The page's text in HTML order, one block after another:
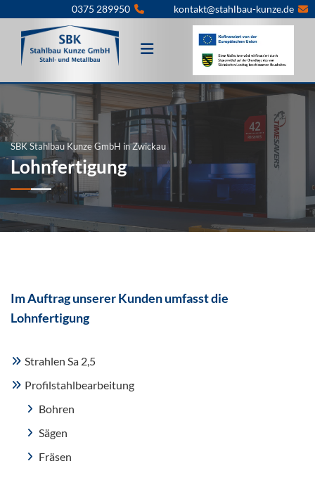
Zum Inhalt springen
0375 289950  kontakt@stahlbau-kunze.de 
SBK Stahlbau Kunze GmbH in Zwickau
Lohnfertigung
Im Auftrag unserer Kunden umfasst die
Lohnfertigung
Strahlen Sa 2,5
Profilstahlbearbeitung
Bohren
Sägen
Fräsen